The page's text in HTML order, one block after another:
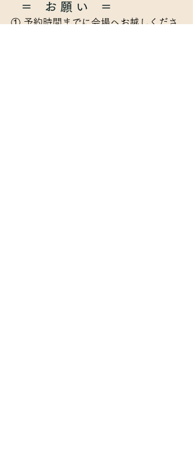
＝　お 願 い　＝
① 予約時間までに会場へお越しくださ